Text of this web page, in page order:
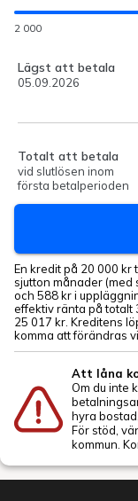
2 000
Lägst att betala
05.09.2026
Totalt att betala
vid slutlösen inom
första betalperioden
En kredit på 20 000 kr
sjutton månader
och 588 kr i
effektiv ränta på totalt
25 017 kr. Kreditens
komma att förändras
Att låna
Om du inte
hyra
För stöd,
kommun.